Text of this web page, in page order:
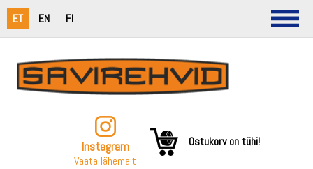
ET EN FI
Instagram
Vaata lähemalt
Ostukorv on tühi!